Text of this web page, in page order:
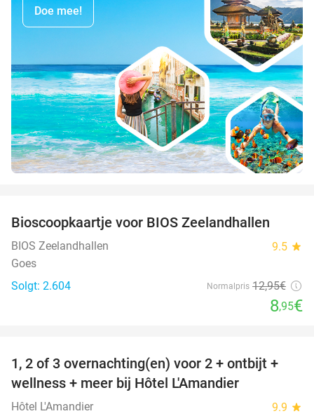
Doe mee!
Bioscoopkaartje voor BIOS Zeelandhallen
BIOS Zeelandhallen 9.5 star
Goes
Solgt: 2.604
Normalpris 12,95€
8,95€
32%
DAG
1, 2 of 3 overnachting(en) voor 2 + ontbijt +
wellness + meer bij Hôtel L'Amandier
Hôtel L'Amandier 9.9 star